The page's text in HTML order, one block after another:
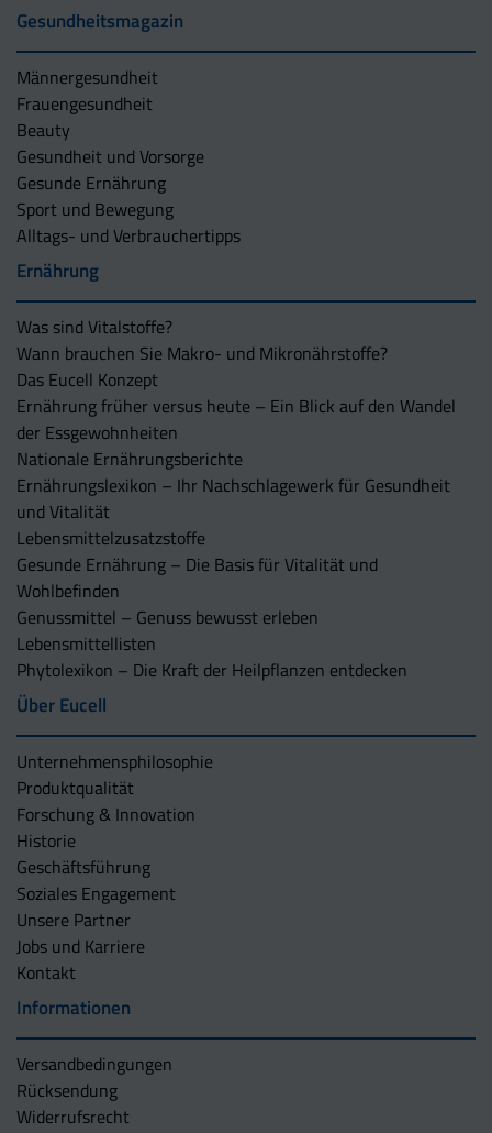
Gesundheitsmagazin
Männergesundheit
Frauengesundheit
Beauty
Gesundheit und Vorsorge
Gesunde Ernährung
Sport und Bewegung
Alltags- und Verbrauchertipps
Ernährung
Was sind Vitalstoffe?
Wann brauchen Sie Makro- und Mikronährstoffe?
Das Eucell Konzept
Ernährung früher versus heute – Ein Blick auf den Wandel
der Essgewohnheiten
Nationale Ernährungsberichte
Ernährungslexikon – Ihr Nachschlagewerk für Gesundheit
und Vitalität
Lebensmittelzusatzstoffe
Gesunde Ernährung – Die Basis für Vitalität und
Wohlbefinden
Genussmittel – Genuss bewusst erleben
Lebensmittellisten
Phytolexikon – Die Kraft der Heilpflanzen entdecken
Über Eucell
Unternehmens­philosophie
Produktqualität
Forschung & Innovation
Historie
Geschäftsführung
Soziales Engagement
Unsere Partner
Jobs und Karriere
Kontakt
Informationen
Versandbedingungen
Rücksendung
Widerrufsrecht